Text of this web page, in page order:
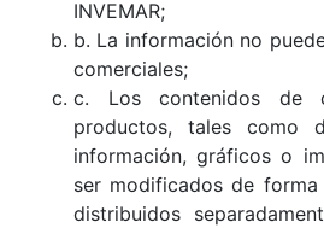
INVEMAR;
b. La información no
comerciales;
c. Los contenidos de
productos, tales como
información, gráficos o
ser modificados de
distribuidos